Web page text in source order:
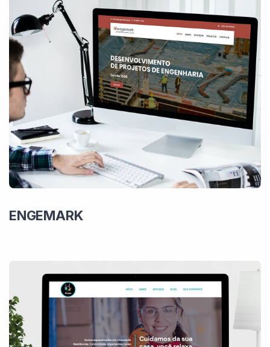
ENGEMARK